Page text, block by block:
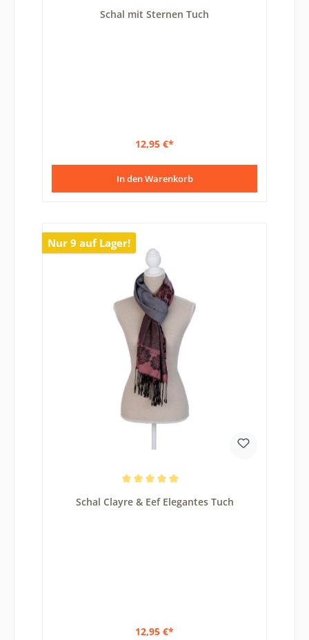
Schal mit Sternen Tuch
12,95 €*
In den Warenkorb
Nur 9 auf Lager!
Schal Clayre & Eef Elegantes Tuch
12,95 €*